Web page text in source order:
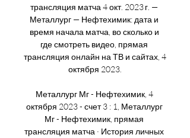
трансляция матча 4 окт. 2023 г. —
Металлург — Нефтехимик: дата и
время начала матча, во сколько и
где смотреть видео, прямая
трансляция онлайн на ТВ и сайтах, 4
октября 2023.
Металлург Мг - Нефтехимик, 4
октября 2023 - счет 3 : 1, Металлург
Мг - Нефтехимик, прямая
трансляция матча · История личных